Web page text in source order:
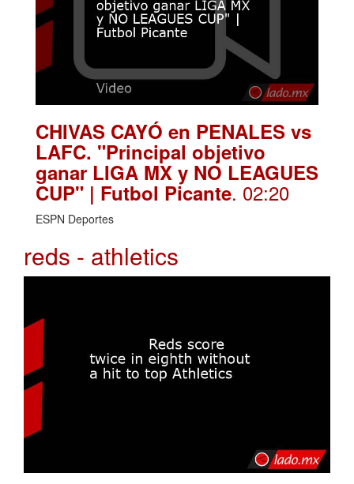
CHIVAS CAYÓ en PENALES vs
LAFC. "Principal objetivo
ganar LIGA MX y NO LEAGUES
CUP" | Futbol Picante. 02:20
ESPN Deportes
reds - athletics